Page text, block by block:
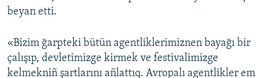
beyan etti.
«Bizim ğarpteki bütün agentliklerimiznen bayağı bir
çalışıp, devletimizge kirmek ve festivalimizge
kelmekniñ şartlarını añlattıq. Avropalı agentlikler em